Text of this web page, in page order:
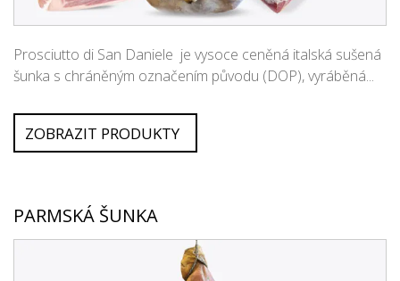
Prosciutto di San Daniele je vysoce ceněná italská sušená
šunka s chráněným označením původu (DOP), vyráběná...
ZOBRAZIT PRODUKTY
PARMSKÁ ŠUNKA